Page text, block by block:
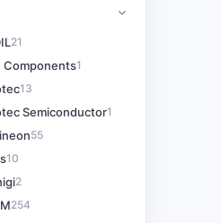
21
Components1
13
Semiconductor1
55
10
2
254